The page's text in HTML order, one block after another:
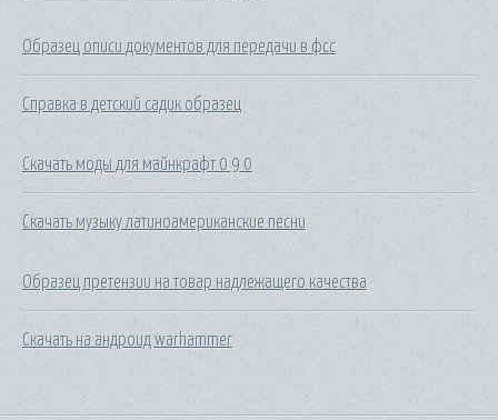
Образец описи документов для передачи в фсс
Справка в детский садик образец
Скачать моды для майнкрафт 0 9 0
Скачать музыку латиноамериканские песни
Образец претензии на товар надлежащего качества
Скачать на андроид warhammer